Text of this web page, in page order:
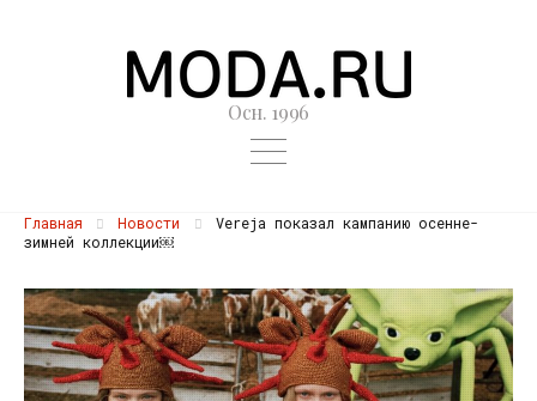
Осн. 1996
Главная Новости
Vereja показал кампанию осенне-
зимней коллекции￼